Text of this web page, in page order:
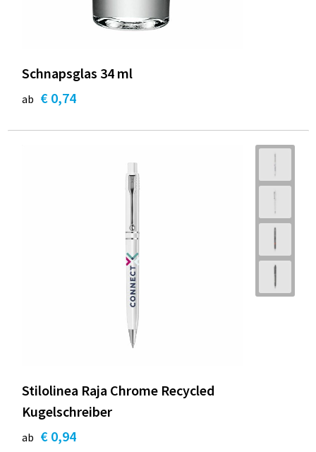
Schnapsglas 34 ml
ab € 0,74
Stilolinea Raja Chrome Recycled
Kugelschreiber
ab € 0,94